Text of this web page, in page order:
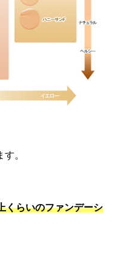
。
くらいのファンデーシ